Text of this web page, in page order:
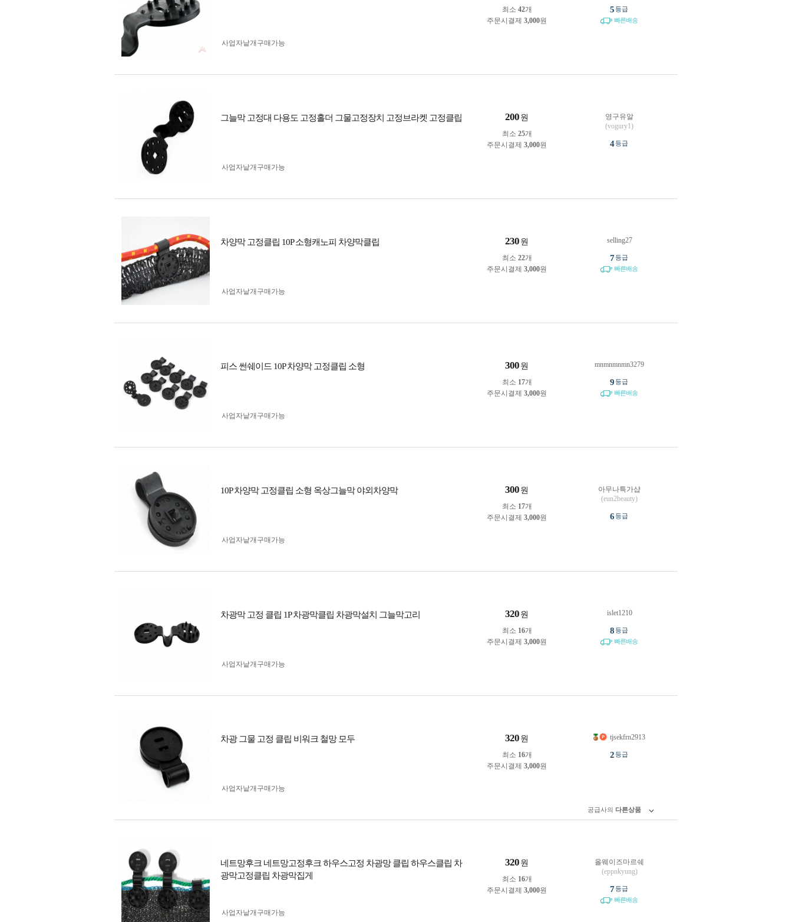
최소 42개
주문시결제 3,000원
사업자 낱개구매가능
5등급
빠른배송
그늘막 고정대 다용도 고정홀더 그물고정장치 고정브라켓 고정클립 200 원
최소 25개
주문시결제 3,000원
사업자 낱개구매가능
영구유알
(vogury1)
4등급
차양막 고정클립 10P 소형캐노피 차양막클립 230 원
최소 22개
주문시결제 3,000원
사업자 낱개구매가능
selling27
7등급
빠른배송
피스 썬쉐이드 10P 차양막 고정클립 소형 300 원
최소 17개
주문시결제 3,000원
사업자 낱개구매가능
mnmnmnmn3279
9등급
빠른배송
10P 차양막 고정클립 소형 옥상그늘막 야외차양막 300 원
최소 17개
주문시결제 3,000원
사업자 낱개구매가능
아무나특가샵
(eun2beauty)
6등급
차광막 고정 클립 1P 차광막클립 차광막설치 그늘막고리 320 원
최소 16개
주문시결제 3,000원
사업자 낱개구매가능
islet1210
8등급
빠른배송
차광 그물 고정 클립 비워크 철망 모두 320 원
최소 16개
주문시결제 3,000원
사업자 낱개구매가능
tjsekfrn2913
2등급
공급사의 다른상품
네트망후크 네트망고정후크 하우스고정 차광망 클립 하우스클립 차
광막고정클립 차광막집게
320 원
최소 16개
주문시결제 3,000원
사업자 낱개구매가능
올웨이즈마르쉐
(eppnkyung)
7등급
빠른배송